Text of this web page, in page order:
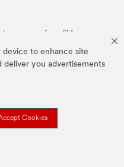
device to enhance site
deliver you advertisements
Cookies
towarowymi firmy 3M.